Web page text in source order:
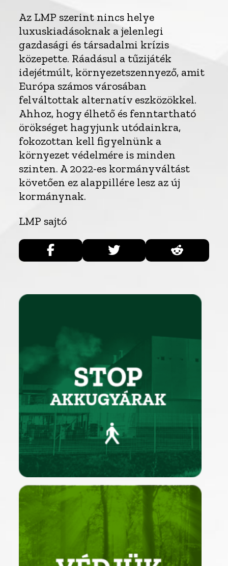
Az LMP szerint nincs helye
luxuskiadásoknak a jelenlegi
gazdasági és társadalmi krízis
közepette. Ráadásul a tűzijáték
idejétmúlt, környezetszennyező, amit
Európa számos városában
felváltottak alternatív eszközökkel.
Ahhoz, hogy élhető és fenntartható
örökséget hagyjunk utódainkra,
fokozottan kell figyelnünk a
környezet védelmére is minden
szinten. A 2022-es kormányváltást
követően ez alappillére lesz az új
kormánynak.
LMP sajtó